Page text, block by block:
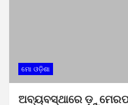
ମୋ ଓଡ଼ିଶା
ଅବ୍ୟବସ୍ଥାରେ